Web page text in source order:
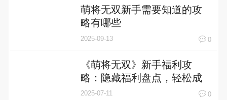
萌将无双新手需要知道的攻
略有哪些
2025-09-13 0
《萌将无双》新手福利攻
略：隐藏福利盘点，轻松成
为游戏大神
2025-07-11 0